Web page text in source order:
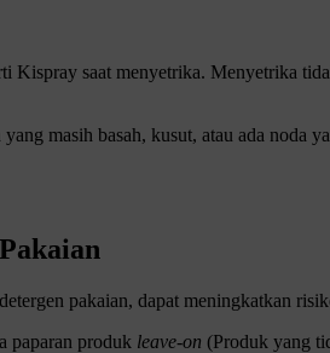
Kispray saat menyetrika. Menyetrika
masih basah, kusut, atau ada noda
pakaian, dapat meningkatkan
paparan produk leave-on (Produk yang